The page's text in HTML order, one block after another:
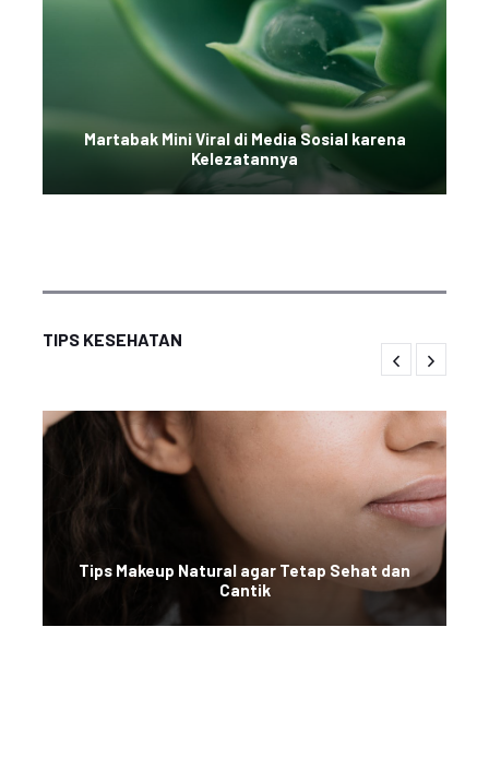
Martabak Mini Viral di Media Sosial karena
Kelezatannya
TIPS KESEHATAN
Tips Makeup Natural agar Tetap Sehat dan
Cantik